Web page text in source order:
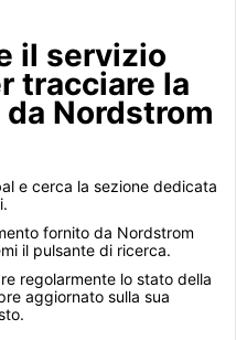
il servizio
tracciare la
Nordstrom
e cerca la sezione dedicata
fornito da Nordstrom
il pulsante di ricerca.
regolarmente lo stato della
aggiornato sulla sua